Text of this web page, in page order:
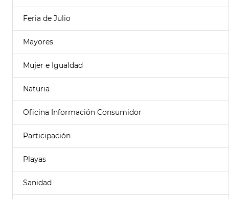
Feria de Julio
Mayores
Mujer e Igualdad
Naturia
Oficina Información Consumidor
Participación
Playas
Sanidad